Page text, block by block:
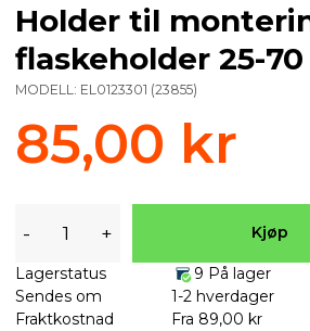
Holder til
flaskeholder 25-
MODELL: EL0123301 (23855)
85,00 kr
- + Kjøp
Lagerstatus
9 På lager
Sendes om
1-2 hverdager
Fraktkostnad
Fra 89,00 kr